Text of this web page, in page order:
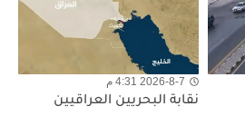
2026-8-7 4:31 م
نقابة البحريين العراقيين